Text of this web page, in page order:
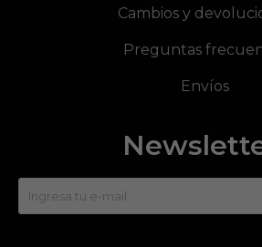
Cambios y
Preguntas
Envíos